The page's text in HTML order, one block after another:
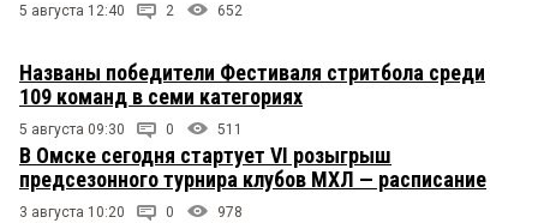
5 августа 12:40 2 652
Названы победители Фестиваля стритбола среди
109 команд в семи категориях
5 августа 09:30 0 511
В Омске сегодня стартует VI розыгрыш
предсезонного турнира клубов МХЛ — расписание
3 августа 10:20 0 978